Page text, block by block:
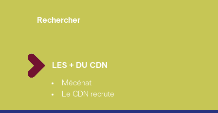
LES + DU CDN
Mécénat
Le CDN recrute